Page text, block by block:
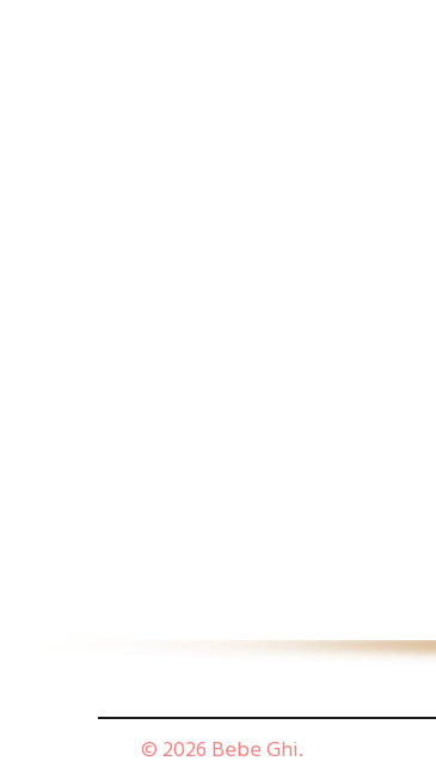
© 2026 Bebe Ghi.